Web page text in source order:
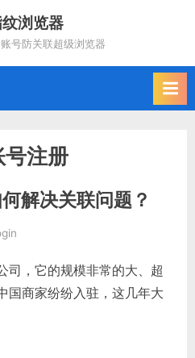
浏览器
号防关联超级浏览器
号注册
解决关联问题？
司，它的规模非常的大、超
国商家纷纷入驻，这几年大